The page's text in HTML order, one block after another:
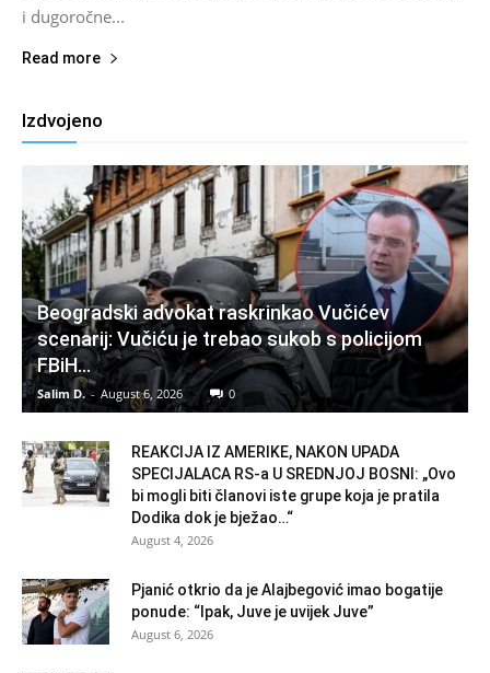
i dugoročne...
Read more
Izdvojeno
Beogradski advokat raskrinkao Vučićev
scenarij: Vučiću je trebao sukob s policijom
FBiH…
Salim D. - August 6, 2026 0
REAKCIJA IZ AMERIKE, NAKON UPADA
SPECIJALACA RS-a U SREDNJOJ BOSNI: „Ovo
bi mogli biti članovi iste grupe koja je pratila
Dodika dok je bježao…“
August 4, 2026
Pjanić otkrio da je Alajbegović imao bogatije
ponude: “Ipak, Juve je uvijek Juve”
August 6, 2026